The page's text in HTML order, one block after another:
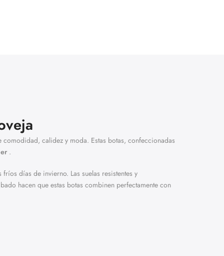
calidez y moda. Estas botas, confeccionadas
.
días de invierno. Las suelas resistentes y
hacen que estas botas combinen perfectamente con